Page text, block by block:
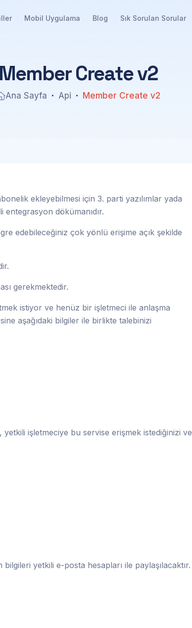
Mobil Uygulama Blog Sık Sorulan Sorular
Member Createv2
Ana Sayfa Api Member Create v2
ekleyebilmesi için 3. parti yazılımlar yada
dökümanıdır.
edebileceğiniz çok yönlü erişime açık şekilde
gerekmektedir.
istiyor ve henüz bir işletmeci ile anlaşma
aşağıdaki bilgiler ile birlikte talebinizi
işletmeciye bu servise erişmek istediğinizi ve
yetkili e-posta hesapları ile paylaşılacaktır.